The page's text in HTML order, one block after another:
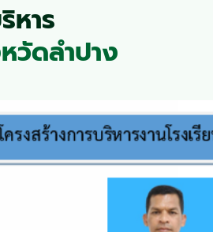
หาร
วัดลำปาง